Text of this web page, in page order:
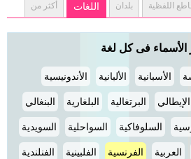
اللفظية بلدان اللغات أكثر من
الأسماء فى كل لغة
الأسبانية الألبانية الأندونيسية
الإيطالي البرتغالية البلغارية البنغالي
السلوفاكية السواحلية السويدية
العربية الفرنسية الفلبينية الفنلندية